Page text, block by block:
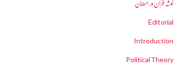
گوشہ قرآن و رمضان
Editorial
Introduction
Political Theory